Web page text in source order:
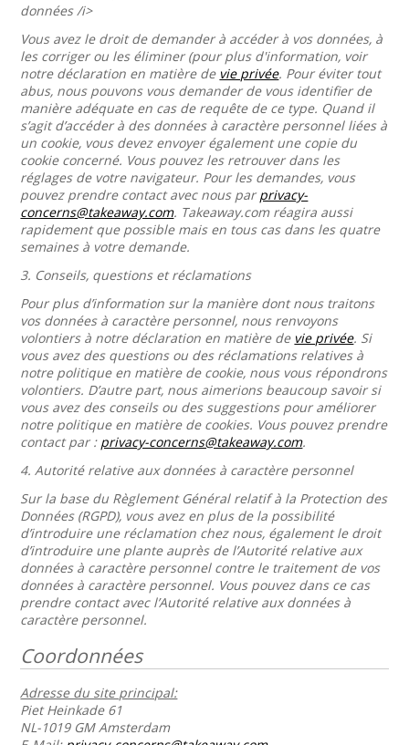
données /i>
Vous avez le droit de demander à accéder à vos données, à
les corriger ou les éliminer (pour plus d'information, voir
notre déclaration en matière de vie privée. Pour éviter tout
abus, nous pouvons vous demander de vous identifier de
manière adéquate en cas de requête de ce type. Quand il
s’agit d’accéder à des données à caractère personnel liées à
un cookie, vous devez envoyer également une copie du
cookie concerné. Vous pouvez les retrouver dans les
réglages de votre navigateur. Pour les demandes, vous
pouvez prendre contact avec nous parprivacy-
concerns@takeaway.com. Takeaway.com réagira aussi
rapidement que possible mais en tous cas dans les quatre
semaines à votre demande.
3. Conseils, questions et réclamations
Pour plus d’information sur la manière dont nous traitons
vos données à caractère personnel, nous renvoyons
volontiers à notre déclaration en matière de vie privée. Si
vous avez des questions ou des réclamations relatives à
notre politique en matière de cookie, nous vous répondrons
volontiers. D’autre part, nous aimerions beaucoup savoir si
vous avez des conseils ou des suggestions pour améliorer
notre politique en matière de cookies. Vous pouvez prendre
contact par : privacy-concerns@takeaway.com.
4.Autorité relative aux données à caractère personnel
Sur la base du Règlement Général relatif à la Protection des
Données (RGPD), vous avez en plus de la possibilité
d’introduire une réclamation chez nous, également le droit
d’introduire une plante auprès de l’Autorité relative aux
données à caractère personnel contre le traitement de vos
données à caractère personnel. Vous pouvez dans ce cas
prendre contact avec l’Autorité relative aux données à
caractère personnel.
Coordonnées
Adresse du site principal:
Piet Heinkade 61
NL-1019 GM Amsterdam